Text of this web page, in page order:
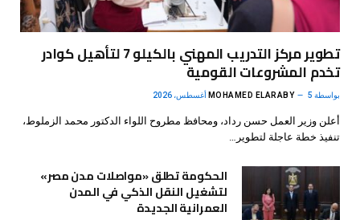
تطوير مركز التدريب المهني بالكيلو 7 لتأهيل كوادر
تخدم المشروعات القومية
بواسطة MOHAMED ELARABY 5 أغسطس، 2026
أعلن وزير العمل حسن رداد، ومحافظ مطروح اللواء الدكتور محمد الزملوط،
تنفيذ خطة عاجلة لتطوير…
الحكومة تطلق «مواصلات مدن مصر»
لتشغيل النقل الذكي في المدن
العمرانية الجديدة